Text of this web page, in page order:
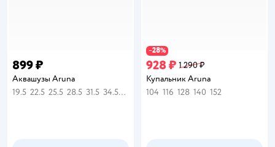
899 ₽
Аквашузы Aruna
19.5 22.5 25.5 28.5 31.5 34.5 36
−28%
928 ₽ 1 290 ₽
Купальник Aruna
104 116 128 140 152